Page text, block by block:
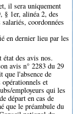
il sera uniquement
§ 1er, alinéa 2, des
coordonnées
en dernier lieu par les
des avis nos.
avis n° 2283 du 29
l'absence de
et
employeurs qui les
départ en cas de
que le préambule du